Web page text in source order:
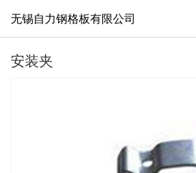
无锡自力钢格板有限公司
安装夹